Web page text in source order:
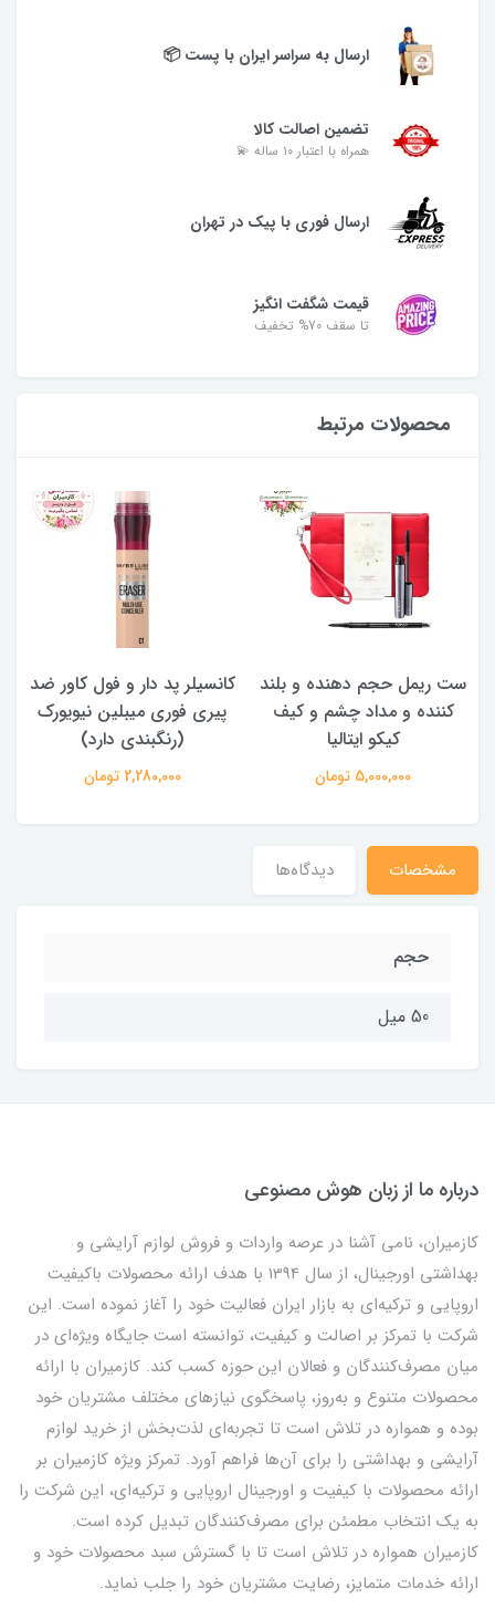
ارسال به سراسر ایران با پست 📦
تضمین اصالت کالا
همراه با اعتبار ۱۰ ساله 💫
ارسال فوری با پیک در تهران
قیمت شگفت انگیز
تا سقف 70% تخفیف
محصولات مرتبط
بلند
کیف
کانسیلر پد دار و فول کاور ضد
پیری فوری میبلین نیویورک
(رنگبندی دارد)
2,280,000 تومان
سایه چشم استیکی
ماندگار کیکو ایتالیا
دارد)
1,800,000 تومان
مشخصات دیدگاه‌ها
حجم
50 میل
درباره ما از زبان هوش مصنوعی
کازمیران، نامی آشنا در عرصه واردات و فروش لوازم آرایشی و
بهداشتی اورجینال، از سال 1394 با هدف ارائه محصولات باکیفیت
اروپایی و ترکیه‌ای به بازار ایران فعالیت خود را آغاز نموده است. این
شرکت با تمرکز بر اصالت و کیفیت، توانسته است جایگاه ویژه‌ای در
میان مصرف‌کنندگان و فعالان این حوزه کسب کند. کازمیران با ارائه
محصولات متنوع و به‌روز، پاسخگوی نیازهای مختلف مشتریان خود
بوده و همواره در تلاش است تا تجربه‌ای لذت‌بخش از خرید لوازم
آرایشی و بهداشتی را برای آن‌ها فراهم آورد. تمرکز ویژه کازمیران بر
ارائه محصولات با کیفیت و اورجینال اروپایی و ترکیه‌ای، این شرکت را
به یک انتخاب مطمئن برای مصرف‌کنندگان تبدیل کرده است.
کازمیران همواره در تلاش است تا با گسترش سبد محصولات خود و
ارائه خدمات متمایز، رضایت مشتریان خود را جلب نماید.